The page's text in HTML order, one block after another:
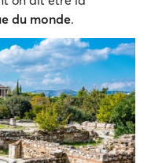
du monde.